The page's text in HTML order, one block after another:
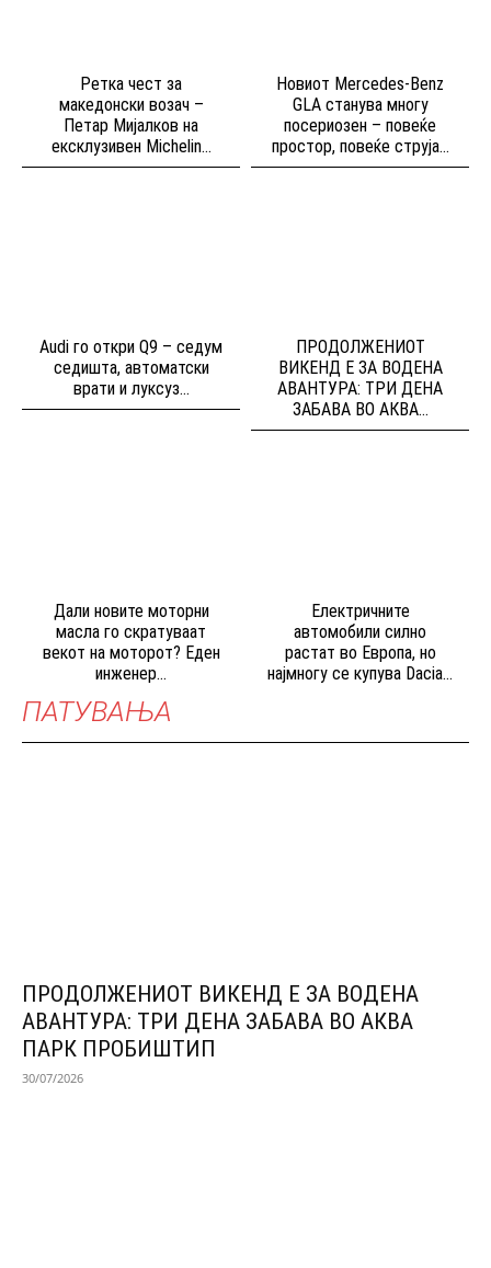
Ретка чест за
македонски возач –
Петар Мијалков на
ексклузивен Michelin...
Новиот Mercedes-Benz
GLA станува многу
посериозен – повеќе
простор, повеќе струја...
Audi го откри Q9 – седум
седишта, автоматски
врати и луксуз...
ПРОДОЛЖЕНИОТ
ВИКЕНД Е ЗА ВОДЕНА
АВАНТУРА: ТРИ ДЕНА
ЗАБАВА ВО АКВА...
Дали новите моторни
масла го скратуваат
векот на моторот? Еден
инженер...
Електричните
автомобили силно
растат во Европа, но
најмногу се купува Dacia...
ПАТУВАЊА
ПРОДОЛЖЕНИОТ ВИКЕНД Е ЗА ВОДЕНА
АВАНТУРА: ТРИ ДЕНА ЗАБАВА ВО АКВА
ПАРК ПРОБИШТИП
30/07/2026